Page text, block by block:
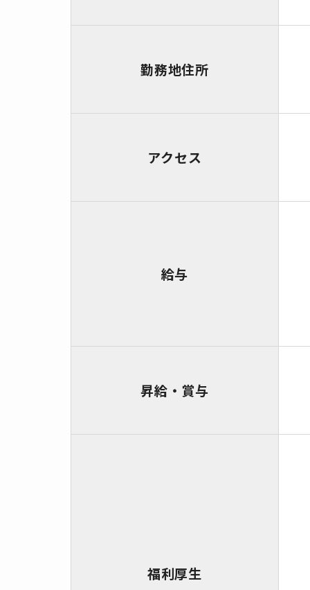
勤務地住所
アクセス
給与
昇給・賞与
福利厚生